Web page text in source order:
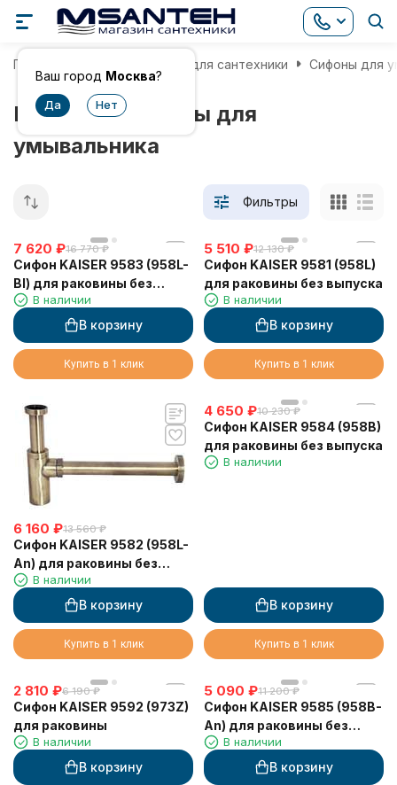
Ваш город Москва?
Главная Комплектующие для сантехники Сифоны для
Немецкие сифоны для
умывальника
Фильтры
7 620 ₽16 770 ₽
Сифон KAISER 9583 (958L-
Bl) для раковины без
выпуска
В наличии
В корзину
Купить в 1 клик
5 510 ₽12 130 ₽
Сифон KAISER 9581 (958L)
для раковины без выпуска
В наличии
В корзину
Купить в 1 клик
6 160 ₽13 560 ₽
Сифон KAISER 9582 (958L-
An) для раковины без
выпуска
В наличии
В корзину
Купить в 1 клик
4 650 ₽10 230 ₽
Сифон KAISER 9584 (958B)
для раковины без выпуска
В наличии
В корзину
Купить в 1 клик
2 810 ₽6 190 ₽
Сифон KAISER 9592 (973Z)
для раковины
В наличии
В корзину
5 090 ₽11 200 ₽
Сифон KAISER 9585 (958B-
An) для раковины без
выпуска
В наличии
В корзину